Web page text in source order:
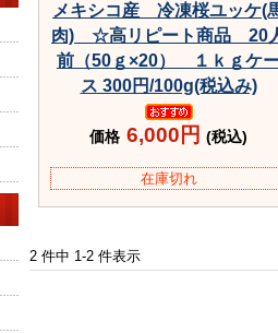
メキシコ産 冷凍桜ユッケ(
肉) ☆高リピート商品 20
前（50ｇ×20） １ｋｇケ
ス 300円/100g(税込み)
価格 6,000円 (税込)
在庫切れ
2 件中 1-2 件表示